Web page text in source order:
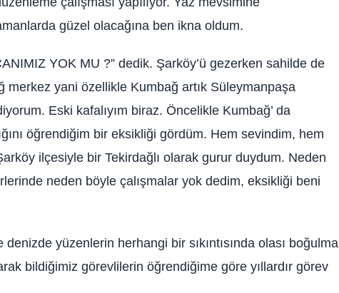
güzel olacağına ben ikna oldum.
YOK MU ?” dedik. Şarköy’ü gezerken sahilde de
merkez yani özellikle Kumbağ artık Süleymanpaşa
Eski kafalıyım biraz. Öncelikle Kumbağ’ da
öğrendiğim bir eksikliği gördüm. Hem sevindim, hem
ilçesiyle bir Tekirdağlı olarak gurur duydum. Neden
neden böyle çalışmalar yok dedim, eksikliği beni
yüzenlerin herhangi bir sıkıntısında olası boğulma
bildiğimiz görevlilerin öğrendiğime göre yıllardır görev